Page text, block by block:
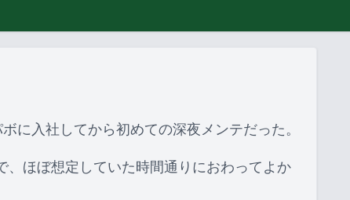
に入社してから初めての深夜メンテだった。
、ほぼ想定していた時間通りにおわってよか